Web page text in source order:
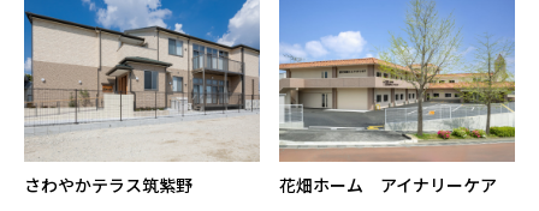
さわやかテラス筑紫野 花畑ホーム アイナリーケア